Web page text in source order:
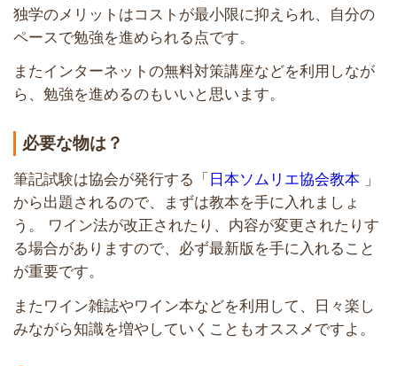
独学のメリットはコストが最小限に抑えられ、自分の
ペースで勉強を進められる点です。
またインターネットの無料対策講座などを利用しなが
ら、勉強を進めるのもいいと思います。
必要な物は？
筆記試験は協会が発行する「 日本ソムリエ協会教本 」
から出題されるので、まずは教本を手に入れましょ
う。 ワイン法が改正されたり、内容が変更されたりす
る場合がありますので、必ず最新版を手に入れること
が重要です。
またワイン雑誌やワイン本などを利用して、日々楽し
みながら知識を増やしていくこともオススメですよ。